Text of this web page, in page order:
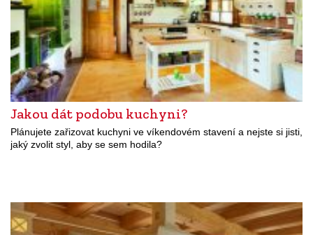
Jakou dát podobu kuchyni?
Plánujete zařizovat kuchyni ve víkendovém stavení a nejste si jisti,
jaký zvolit styl, aby se sem hodila?